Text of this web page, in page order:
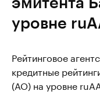
уровне
Рейтинговое
кредитные
(АО) на уровне